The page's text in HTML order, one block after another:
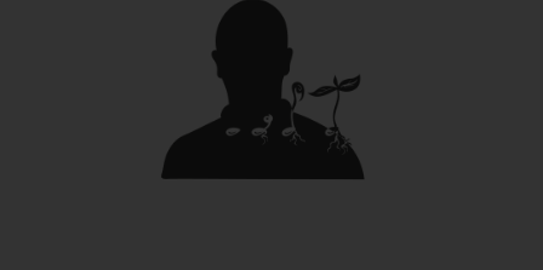
CE WEEK-END
CETTE SEMAINE